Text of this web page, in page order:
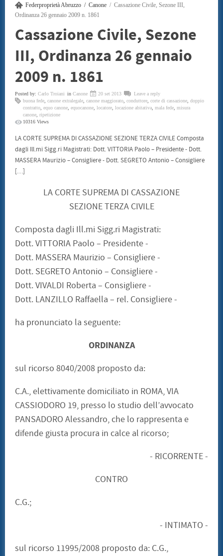
SENTENZE
CONSUMATORI
GALLERIA NICOLA DANIORE
ARTISTI
PATRIMONIO ARTISTICO
TRADIZIONI GASTRONOMICHE
CONVENZIONI
STAMPE LITOGRAFIE E SERIGRAFIE
INFORMATICA ED INCHIOSTRI
TERMOIDRAULICA
FINANZIAMENTI
EVENTI
CONTATTI
Federproprietà Abruzzo Canone
Cassazione Civile, Sezone III,
Ordinanza 26 gennaio 2009 n. 1861
Cassazione Civile, Sezone
III, Ordinanza 26 gennaio
2009 n. 1861
Posted by: Carlo Troiani in Canone 20 set 2013
Leave a reply
buona fede canone extralegale canone maggiorato conduttore corte di cassazione doppio
contratto equo canone equocanone locatore locazione abitativa mala fede misura
canone ripetizione
10316 Views
LA CORTE SUPREMA DI CASSAZIONE SEZIONE TERZA CIVILE Composta
dagli Ill.mi Sigg.ri Magistrati: Dott. VITTORIA Paolo – Presidente - Dott.
MASSERA Maurizio – Consigliere - Dott. SEGRETO Antonio – Consigliere
[…]
LA CORTE SUPREMA DI CASSAZIONE
SEZIONE TERZA CIVILE
Composta dagli Ill.mi Sigg.ri Magistrati:
Dott. VITTORIA Paolo – Presidente -
Dott. MASSERA Maurizio – Consigliere -
Dott. SEGRETO Antonio – Consigliere -
Dott. VIVALDI Roberta – Consigliere -
Dott. LANZILLO Raffaella – rel. Consigliere -
ha pronunciato la seguente:
ORDINANZA
sul ricorso 8040/2008 proposto da:
C.A., elettivamente domiciliato in ROMA, VIA
CASSIODORO 19, presso lo studio dell’avvocato
PANSADORO Alessandro, che lo rappresenta e
difende giusta procura in calce al ricorso;
- RICORRENTE -
CONTRO
C.G.;
- INTIMATO -
sul ricorso 11995/2008 proposto da: C.G.,